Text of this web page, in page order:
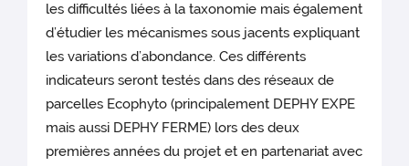
les difficultés liées à la taxonomie mais également
d’étudier les mécanismes sous jacents expliquant
les variations d’abondance. Ces différents
indicateurs seront testés dans des réseaux de
parcelles Ecophyto (principalement DEPHY EXPE
mais aussi DEPHY FERME) lors des deux
premières années du projet et en partenariat avec